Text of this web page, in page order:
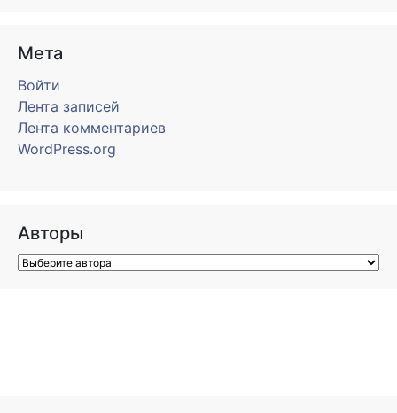
Мета
Войти
Лента записей
Лента комментариев
WordPress.org
Авторы